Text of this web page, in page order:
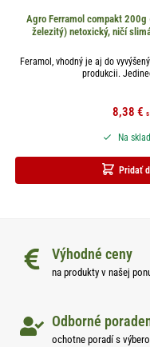
Agro Ferramol compakt 200g
železitý) netoxický, ničí
Feramol, vhodný je aj do
produkcii.
8,38€
Pridať
Na
Výhodné ceny
na produkty v našej
Odborné
ochotne poradí s